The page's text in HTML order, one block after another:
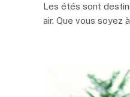
Les étés sont
air. Que vous soyez